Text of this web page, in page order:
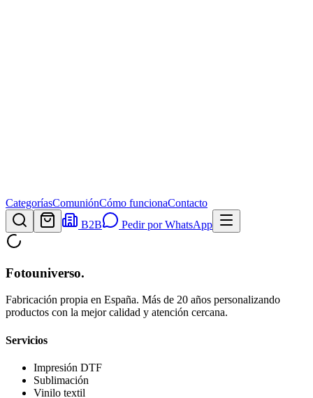
CategoríasComuniónCómo funcionaContacto
B2B
Pedir por WhatsApp
Fotouniverso.
Fabricación propia en España. Más de 20 años personalizando
productos con la mejor calidad y atención cercana.
Servicios
Impresión DTF
Sublimación
Vinilo textil